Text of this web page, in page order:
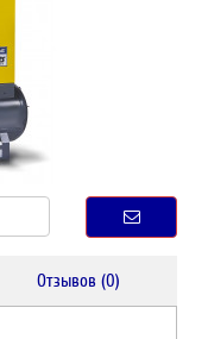
Отзывов (0)